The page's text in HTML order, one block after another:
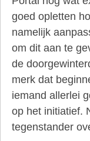
goed opletten
namelijk
om dit aan te
de
merk dat
iemand allerlei
op het initiatief.
tegenstander